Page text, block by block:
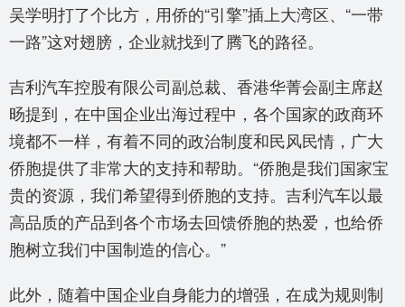
吴学明打了个比方，用侨的“引擎”插上大湾区、“一带
一路”这对翅膀，企业就找到了腾飞的路径。
吉利汽车控股有限公司副总裁、香港华菁会副主席赵
旸提到，在中国企业出海过程中，各个国家的政商环
境都不一样，有着不同的政治制度和民风民情，广大
侨胞提供了非常大的支持和帮助。“侨胞是我们国家宝
贵的资源，我们希望得到侨胞的支持。吉利汽车以最
高品质的产品到各个市场去回馈侨胞的热爱，也给侨
胞树立我们中国制造的信心。”
此外，随着中国企业自身能力的增强，在成为规则制